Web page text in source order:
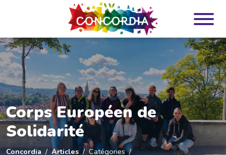
Corps Européen de
Solidarité
Concordia Articles
Catégories
Panneau de gestion des cookies